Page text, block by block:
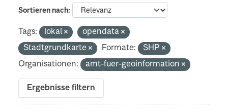
Sortieren nach
Tags: lokal
opendata
Stadtgrundkarte
Formate:
SHP
Organisationen:
amt-fuer-geoinformation
Ergebnisse filtern